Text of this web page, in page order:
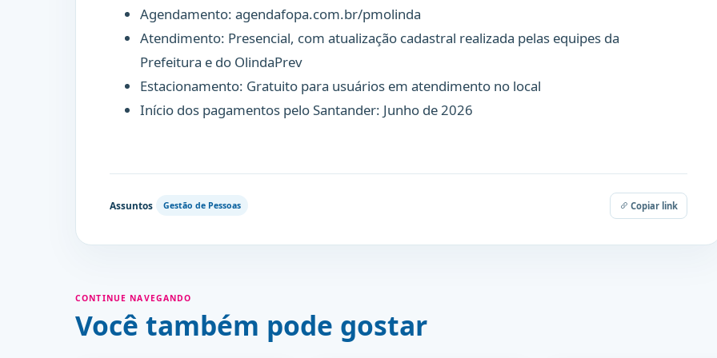
Agendamento: agendafopa.com.br/pmolinda
Atendimento: Presencial, com atualização cadastral realizada pelas equipes da
Prefeitura e do OlindaPrev
Estacionamento: Gratuito para usuários em atendimento no local
Início dos pagamentos pelo Santander: Junho de 2026
Assuntos Gestão de Pessoas Copiar link
CONTINUE NAVEGANDO
Você também pode gostar